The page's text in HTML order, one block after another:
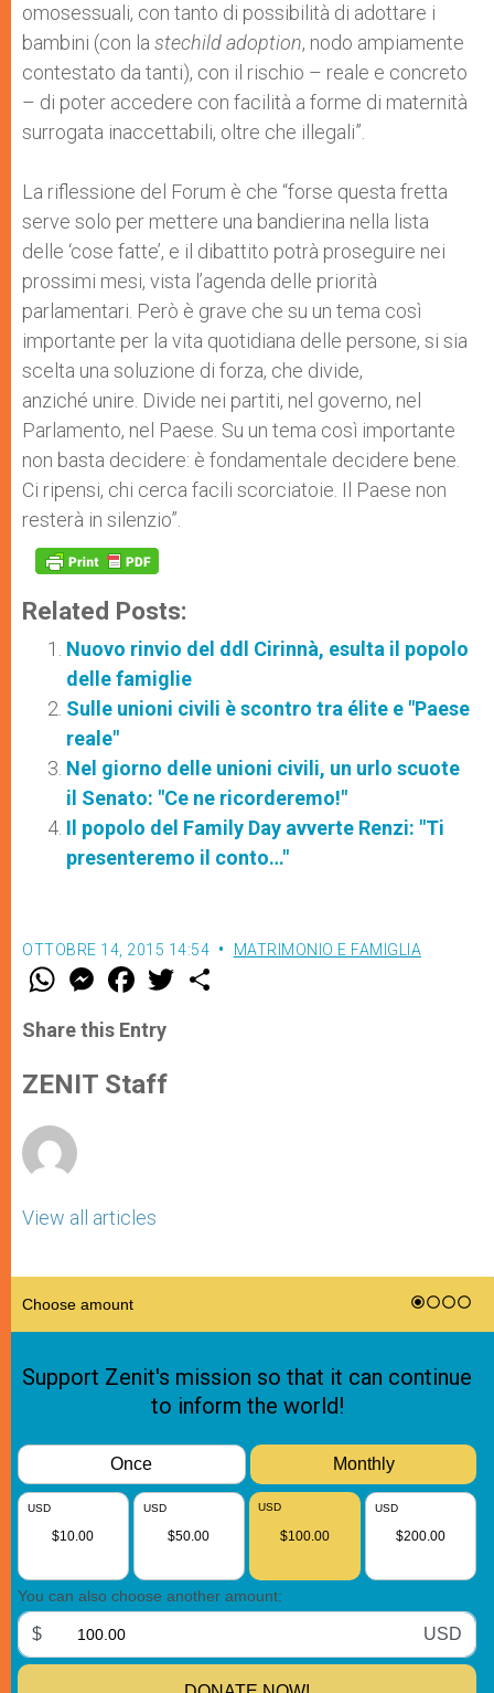
omosessuali, con tanto di possibilità di adottare i
bambini (con la stechild adoption, nodo ampiamente
contestato da tanti), con il rischio – reale e concreto
– di poter accedere con facilità a forme di maternità
surrogata inaccettabili, oltre che illegali”.
La riflessione del Forum è che “forse questa fretta
serve solo per mettere una bandierina nella lista
delle ‘cose fatte’, e il dibattito potrà proseguire nei
prossimi mesi, vista l’agenda delle priorità
parlamentari. Però è grave che su un tema così
importante per la vita quotidiana delle persone, si sia
scelta una soluzione di forza, che divide,
anziché unire. Divide nei partiti, nel governo, nel
Parlamento, nel Paese. Su un tema così importante
non basta decidere: è fondamentale decidere bene.
Ci ripensi, chi cerca facili scorciatoie. Il Paese non
resterà in silenzio”.
Related Posts:
Nuovo rinvio del ddl Cirinnà, esulta il popolo
delle famiglie
Sulle unioni civili è scontro tra élite e "Paese
reale"
Nel giorno delle unioni civili, un urlo scuote
il Senato: "Ce ne ricorderemo!"
Il popolo del Family Day avverte Renzi: "Ti
presenteremo il conto…"
OTTOBRE 14, 2015 14:54 MATRIMONIO E FAMIGLIA
W
t
s
p
p
M
e
s
e
g
e
F
a
e
b
o
k
w
Share this Entry
ZENIT Staff
View all articles